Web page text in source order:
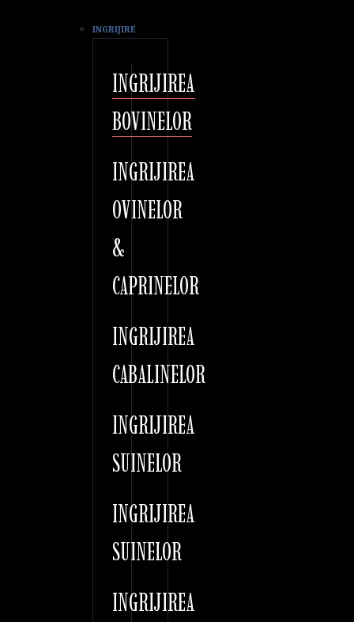
INGRIJIRE
INGRIJIREA
BOVINELOR
INGRIJIREA
OVINELOR
&
CAPRINELOR
INGRIJIREA
CABALINELOR
INGRIJIREA
SUINELOR
INGRIJIREA
SUINELOR
INGRIJIREA